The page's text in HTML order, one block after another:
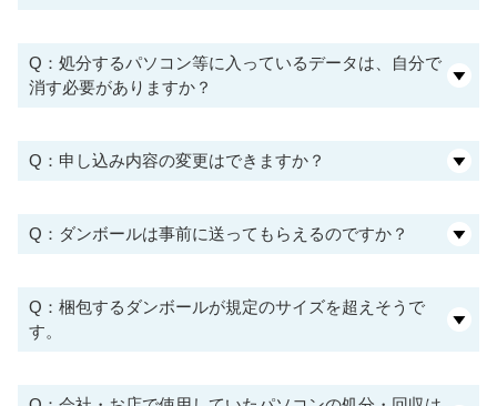
Q：処分するパソコン等に入っているデータは、自分で
消す必要がありますか？
Q：申し込み内容の変更はできますか？
Q：ダンボールは事前に送ってもらえるのですか？
Q：梱包するダンボールが規定のサイズを超えそうで
す。